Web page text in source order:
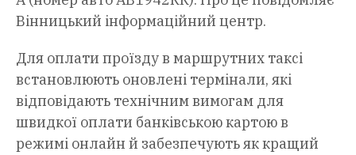
Вінницький інформаційний центр.
Для оплати проїзду в маршрутних таксі
встановлюють оновлені термінали, які
відповідають технічним вимогам для
швидкої оплати банківською картою в
режимі онлайн й забезпечують як кращий